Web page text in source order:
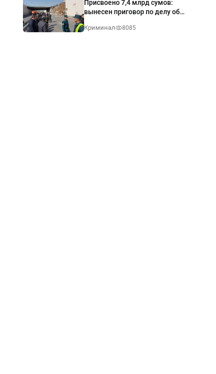
Присвоено 7,4 млрд сумов:
вынесен приговор по делу об
Ташкенте
Криминал 8085